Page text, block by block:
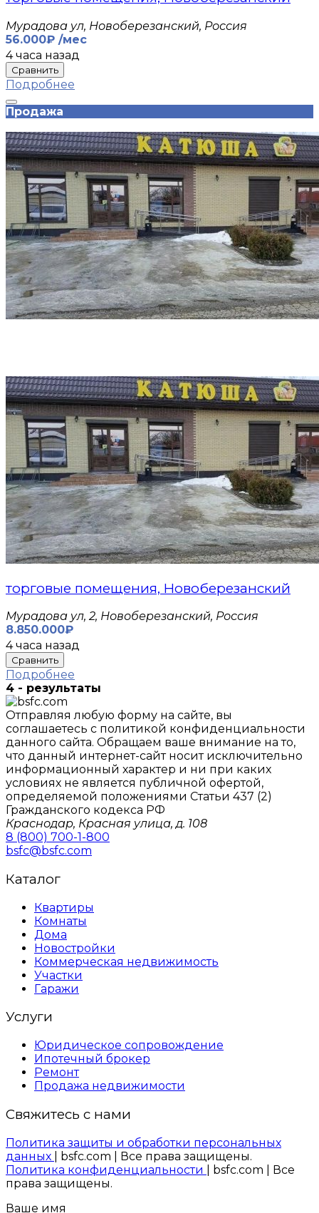
Мурадова ул, Новоберезанский, Россия
56.000₽ /мес
4 часа назад
Сравнить
Подробнее
Продажа
торговые помещения, Новоберезанский
Мурадова ул, 2, Новоберезанский, Россия
8.850.000₽
4 часа назад
Сравнить
Подробнее
4 - результаты
Отправляя любую форму на сайте, вы
соглашаетесь с политикой конфиденциальности
данного сайтa. Обращаем ваше внимание на то,
что данный интернет-сайт носит исключительно
информационный характер и ни при каких
условиях не является публичной офертой,
определяемой положениями Статьи 437 (2)
Гражданского кодекса РФ
Краснодар, Красная улица, д. 108
8 (800) 700-1-800
bsfc@bsfc.com
Каталог
Квартиры
Комнаты
Дома
Новостройки
Коммерческая недвижимость
Участки
Гаражи
Услуги
Юридическое сопровождение
Ипотечный брокер
Ремонт
Продажа недвижимости
Свяжитесь с нами
Политика защиты и обработки персональных
данных
| bsfc.com | Все права защищены.
Политика конфиденциальности
| bsfc.com | Все
права защищены.
Ваше имя